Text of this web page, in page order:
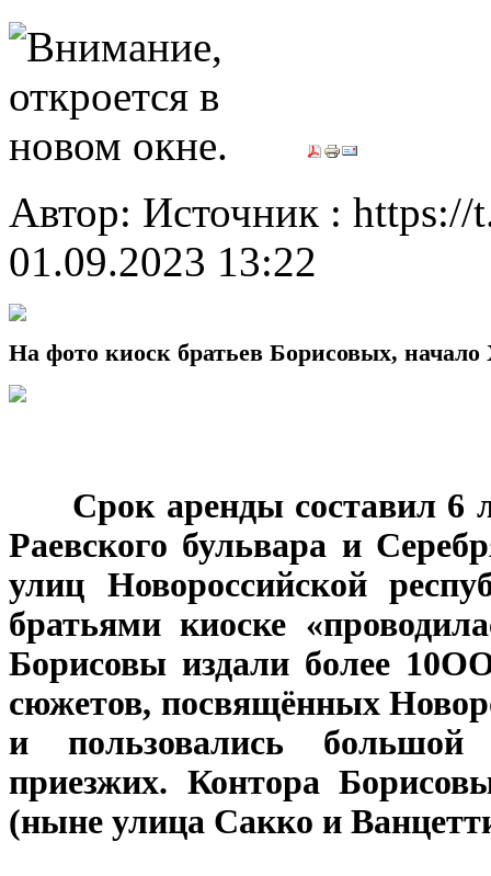
Автор: Источник :
01.09.2023 13:22
На фото киоск братьев Борисовых, начало
Срок аренды составил 6
Раевского бульвара и
улиц Новороссийской
братьями киоске
Борисовы издали более
сюжетов, посвящённых
и пользовались большой
приезжих. Контора
(ныне улица Сакко и